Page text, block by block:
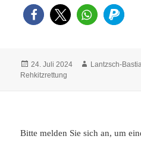
Veröffentlicht
am
24. Juli 2024 Autor
Lantzsch-
Rehkitzrettung
Bitte melden Sie sich an, um